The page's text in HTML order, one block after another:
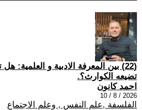
(22) بين المعرفة الادبية و العلمية:
تضيعه الكوارث؟.
احمد كانون
2026 / 8 / 10
الفلسفة ,علم النفس , وعلم الاجتماع